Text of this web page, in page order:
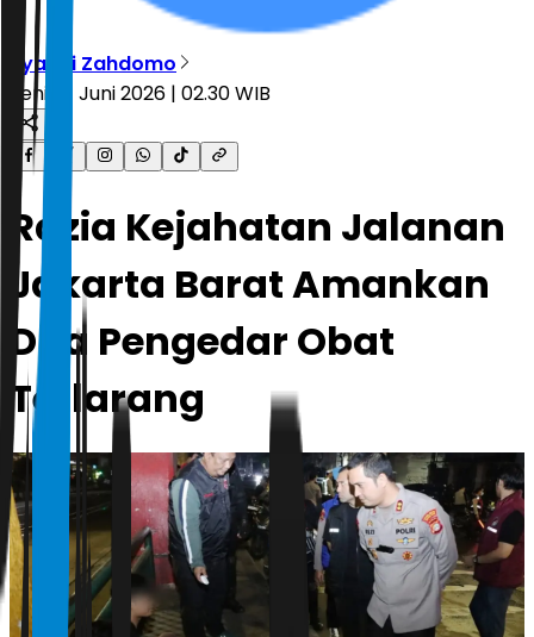
Ryandi Zahdomo
Senin, 1 Juni 2026 | 02.30 WIB
Razia Kejahatan Jalanan
Jakarta Barat Amankan
Dua Pengedar Obat
Terlarang